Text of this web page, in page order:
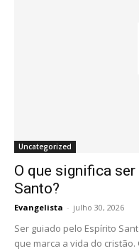
Uncategorized
O que significa
Santo?
Evangelista - julho 30, 2026
Ser guiado pelo Espírito
que marca a vida do